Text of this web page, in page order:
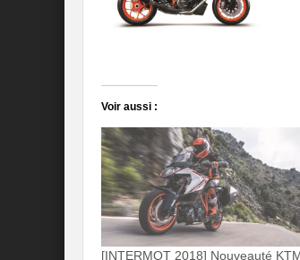
Voir aussi :
[INTERMOT 2018] Nouveauté